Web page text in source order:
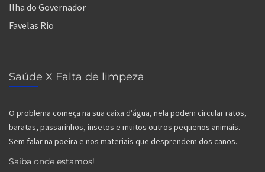
Ilha do Governador
Favelas Rio
Saúde X Falta de limpeza
O problema começa na sua caixa d’água, nela podem circular ratos,
baratas, passarinhos, insetos e muitos outros pequenos animais.
Sem falar na poeira e nos materiais que desprendem dos canos.
Saiba onde estamos!